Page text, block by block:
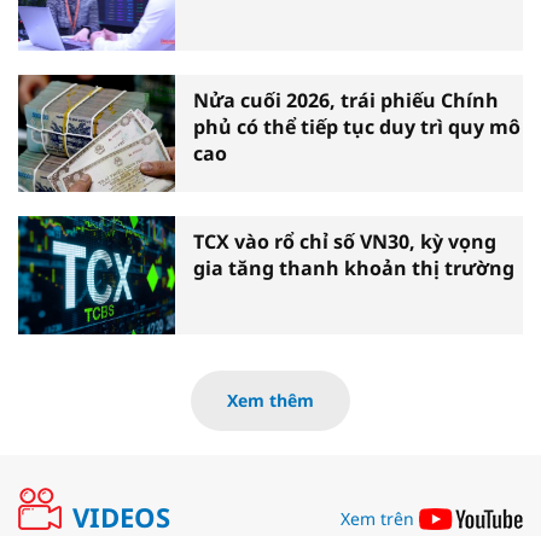
Nửa cuối 2026, trái phiếu Chính
phủ có thể tiếp tục duy trì quy mô
cao
TCX vào rổ chỉ số VN30, kỳ vọng
gia tăng thanh khoản thị trường
Xem thêm
VIDEOS Xem trên